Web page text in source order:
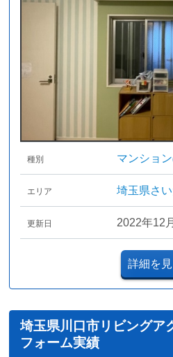
種別 マンショ
エリア 埼玉県さ
更新日 2022年12
詳細を
埼玉県川口市リビングア
フォーム実績